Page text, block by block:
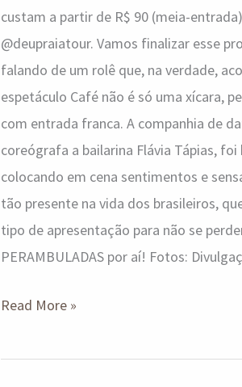
custam a partir de R$ 90 (meia-
@deupraiatour. Vamos finalizar esse
falando de um rolê que, na verdade,
espetáculo Café não é só uma xícara,
com entrada franca. A companhia de
coreógrafa a bailarina Flávia Tápias,
colocando em cena sentimentos e
tão presente na vida dos brasileiros,
tipo de apresentação para não se
PERAMBULADAS por aí! Fotos:
Read More »